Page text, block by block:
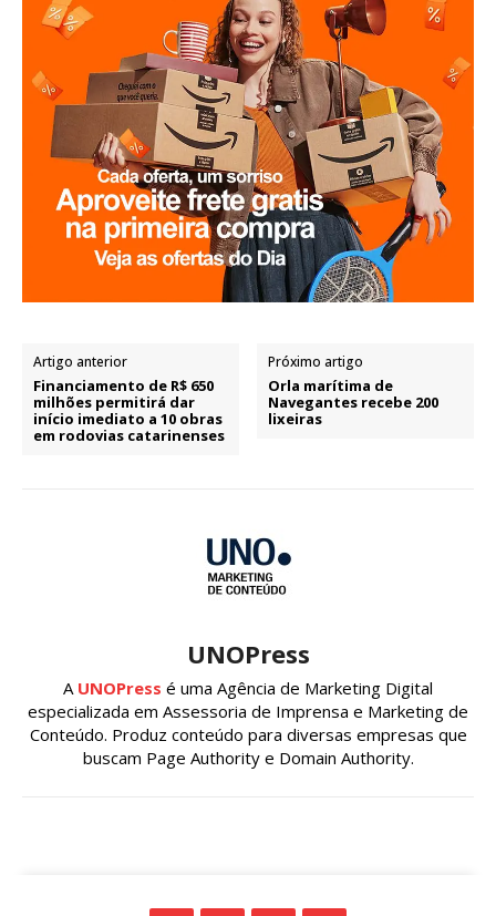
Artigo anterior
Financiamento de R$ 650
milhões permitirá dar
início imediato a 10 obras
em rodovias catarinenses
Próximo artigo
Orla marítima de
Navegantes recebe 200
lixeiras
UNOPress
A UNOPress é uma Agência de Marketing Digital
especializada em Assessoria de Imprensa e Marketing de
Conteúdo. Produz conteúdo para diversas empresas que
buscam Page Authority e Domain Authority.